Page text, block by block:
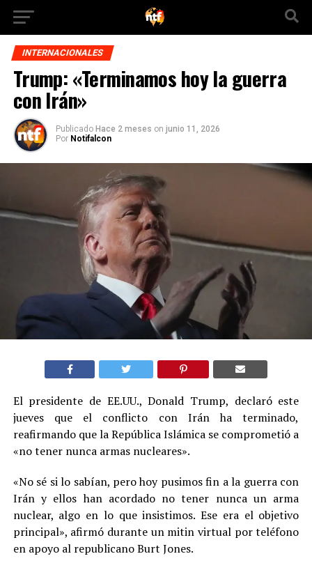
INTERNACIONALES
Trump: «Terminamos hoy la guerra
con Irán»
Publicado Hace 2 meses on junio 11, 2026
Por Notifalcon
El presidente de EE.UU., Donald Trump, declaró este
jueves que el conflicto con Irán ha terminado,
reafirmando que la República Islámica se comprometió a
«no tener nunca armas nucleares».
«No sé si lo sabían, pero hoy pusimos fin a la guerra con
Irán y ellos han acordado no tener nunca un arma
nuclear, algo en lo que insistimos. Ese era el objetivo
principal», afirmó durante un mitin virtual por teléfono
en apoyo al republicano Burt Jones.